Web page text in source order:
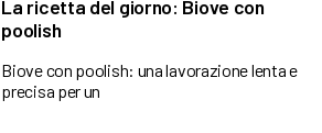
La ricetta del giorno: Biove con
poolish
Biove con poolish: una lavorazione lenta e
precisa per un